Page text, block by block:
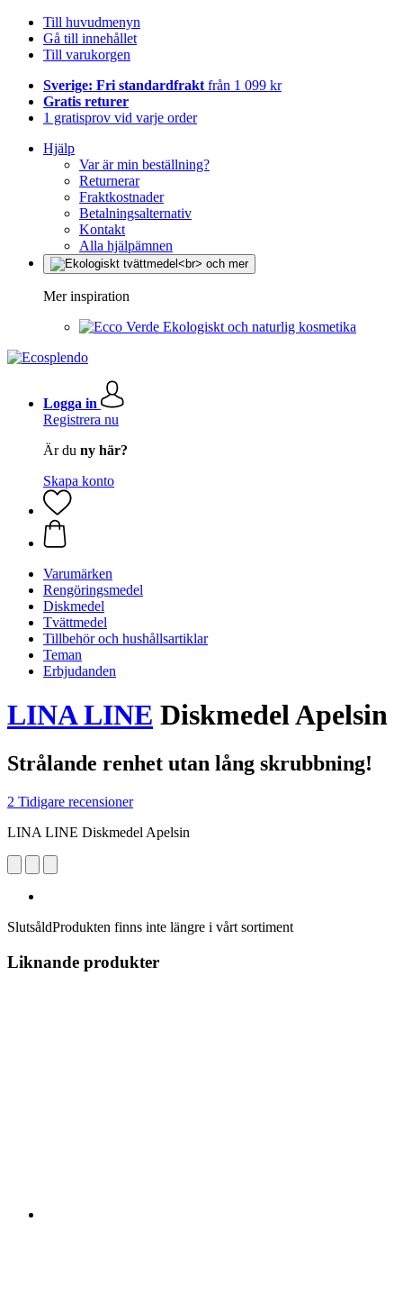
Till huvudmenyn
Gå till innehållet
Till varukorgen
Sverige: Fri standardfrakt från 1 099 kr
Gratis returer
1 gratisprov vid varje order
Hjälp
Var är min beställning?
Returnerar
Fraktkostnader
Betalningsalternativ
Kontakt
Alla hjälpämnen
Mer inspiration
Ekologiskt och naturlig kosmetika
Logga in
Registrera nu
Är du ny här?
Skapa konto
Varumärken
Rengöringsmedel
Diskmedel
Tvättmedel
Tillbehör och hushållsartiklar
Teman
Erbjudanden
LINA LINE Diskmedel Apelsin
Strålande renhet utan lång skrubbning!
2 Tidigare recensioner
LINA LINE Diskmedel Apelsin
SlutsåldProdukten finns inte längre i vårt sortiment
Liknande produkter